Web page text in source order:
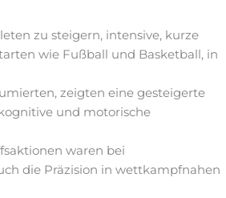
zu steigern, intensive, kurze
wie Fußball und Basketball, in
zeigten eine gesteigerte
und motorische
waren bei
die Präzision in wettkampfnahen